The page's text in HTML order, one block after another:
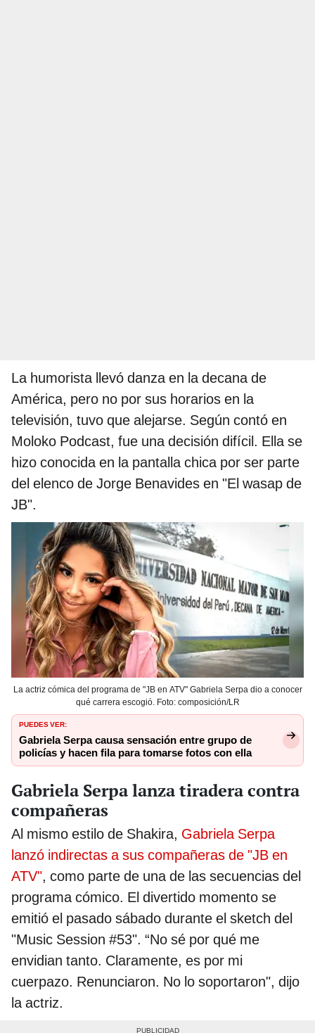
La humorista llevó danza en la decana de
América, pero no por sus horarios en la
televisión, tuvo que alejarse. Según contó en
Moloko Podcast, fue una decisión difícil. Ella se
hizo conocida en la pantalla chica por ser parte
del elenco de Jorge Benavides en "El wasap de
JB".
La actriz cómica del programa de "JB en ATV" Gabriela Serpa dio a conocer
qué carrera escogió. Foto: composición/LR
PUEDES VER:
Gabriela Serpa causa sensación entre grupo de
policías y hacen fila para tomarse fotos con ella
Gabriela Serpa lanza tiradera contra
compañeras
Al mismo estilo de Shakira, Gabriela Serpa
lanzó indirectas a sus compañeras de "JB en
ATV", como parte de una de las secuencias del
programa cómico. El divertido momento se
emitió el pasado sábado durante el sketch del
"Music Session #53". “No sé por qué me
envidian tanto. Claramente, es por mi
cuerpazo. Renunciaron. No lo soportaron", dijo
la actriz.